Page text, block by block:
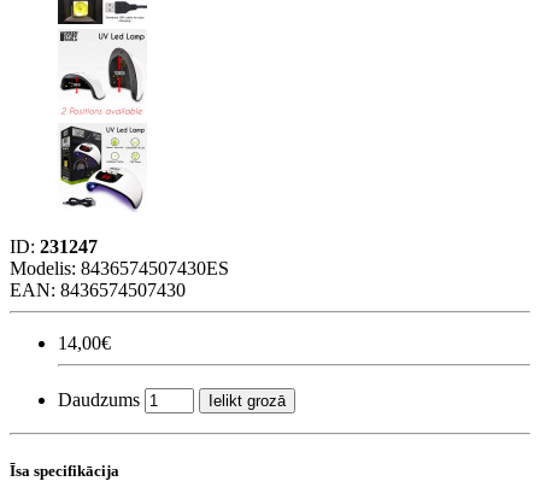
ID: 231247
Modelis: 8436574507430ES
EAN: 8436574507430
14,00€
Daudzums Ielikt grozā
Īsa specifikācija